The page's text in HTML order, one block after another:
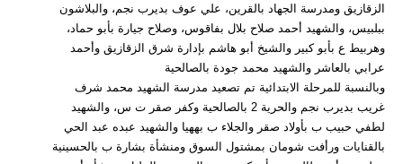
الزقازيق ومدرسة الجهاد بالقرين، علي عوف بديرب نجم، والبلاشون
ببلبيس، والشهيد أحمد صلاح بلال بفاقوس، وصلاح جيارة بأبو حماد،
وهربيط ع بأبو كبير والشيخ أبو هاشم بإدارة شرق الزقازيق وأحمد
عرابي بالعاشر والشهيد محمد جودة بالصالحية
وبالنسبة للمرحلة الابتدائية تم تصعيد مدرسة الشهيد محمد شرف
غريب بديرب نجم والحرية 2 بالصالحية وكفر صقر ت س، والشهيد
لطفي حبيب ب بأولاد صقر والجلاء ب بههيا والشهيد عبده عبد الحي
بالقنايات ورأفت شومان بمشتول السوق ومنشأة بشارة ب بالحسينية